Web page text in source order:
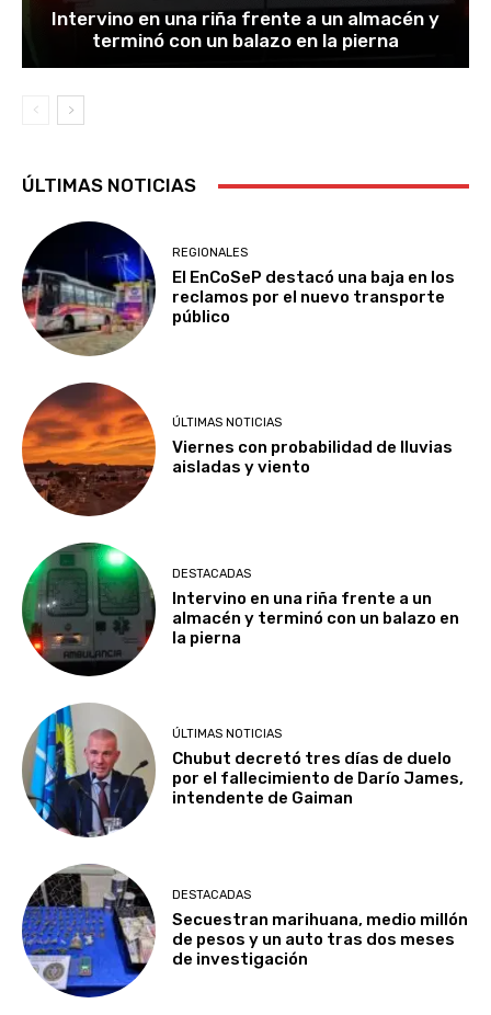
Intervino en una riña frente a un almacén y
terminó con un balazo en la pierna
ÚLTIMAS NOTICIAS
REGIONALES
El EnCoSeP destacó una baja en los
reclamos por el nuevo transporte
público
ÚLTIMAS NOTICIAS
Viernes con probabilidad de lluvias
aisladas y viento
DESTACADAS
Intervino en una riña frente a un
almacén y terminó con un balazo en
la pierna
ÚLTIMAS NOTICIAS
Chubut decretó tres días de duelo
por el fallecimiento de Darío James,
intendente de Gaiman
DESTACADAS
Secuestran marihuana, medio millón
de pesos y un auto tras dos meses
de investigación